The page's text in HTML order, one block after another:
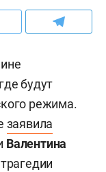
будут
режима.
заявила
Валентина